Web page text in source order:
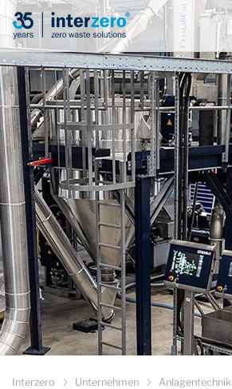
Interzero Unternehmen
Anlagentechnik